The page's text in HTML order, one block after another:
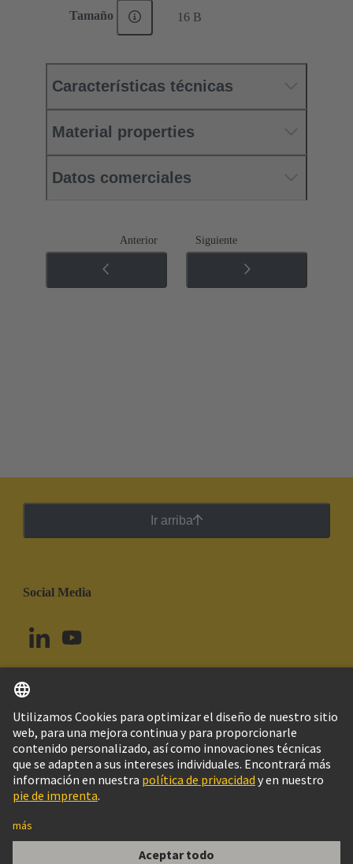
Tamaño 16 B
Características técnicas
Material properties
Datos comerciales
Anterior Siguiente
Ir arriba
Social Media
Brasil Español
© Grupo Tecnológico HARTING
Configuración de cookies